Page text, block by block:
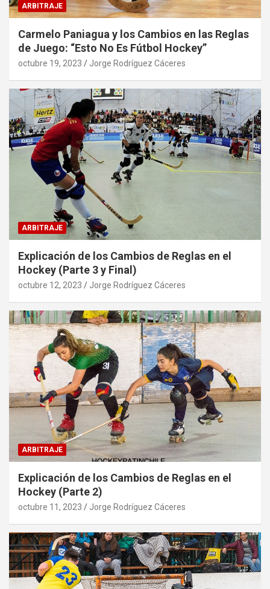
ARBITRAJE
Carmelo Paniagua y los Cambios en las Reglas
de Juego: “Esto No Es Fútbol Hockey”
octubre 19, 2023 Jorge Rodríguez Cáceres
ARBITRAJE
Explicación de los Cambios de Reglas en el
Hockey (Parte 3 y Final)
octubre 12, 2023 Jorge Rodríguez Cáceres
ARBITRAJE
Explicación de los Cambios de Reglas en el
Hockey (Parte 2)
octubre 11, 2023 Jorge Rodríguez Cáceres